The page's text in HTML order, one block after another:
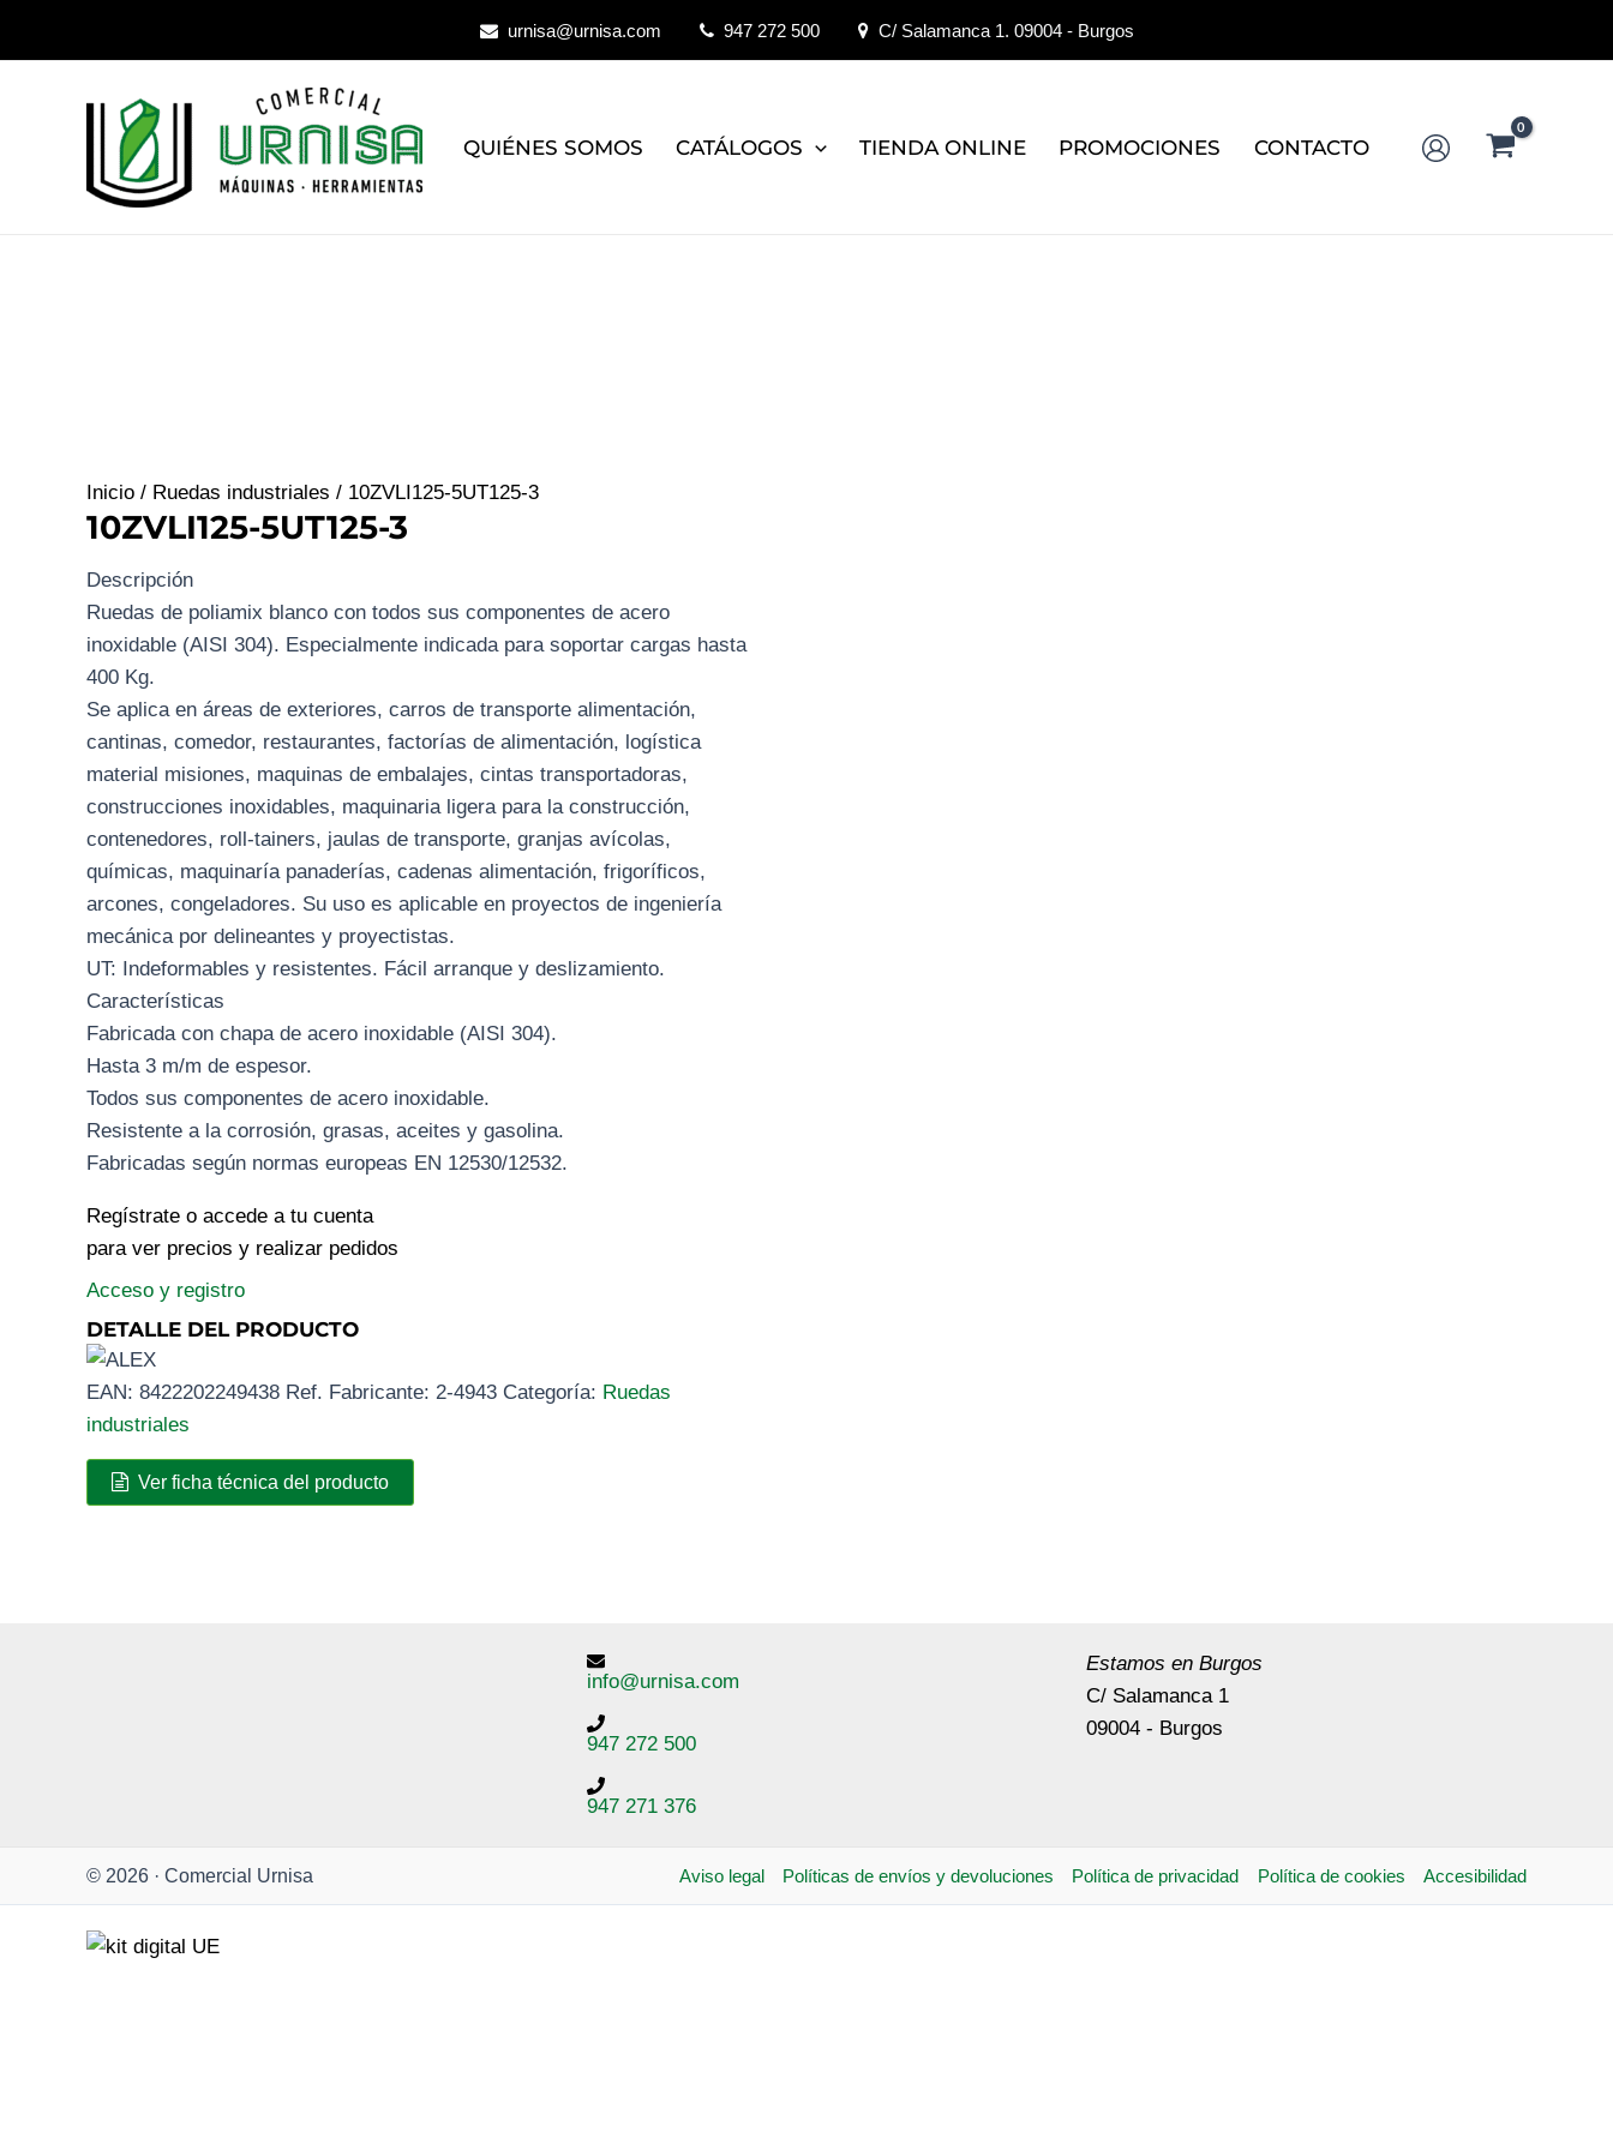
urnisa@urnisa.com 947 272 500 C/ Salamanca 1. 09004 - Burgos
QUIÉNES SOMOS CATÁLOGOS TIENDA ONLINE PROMOCIONES CONTACTO
Inicio / Ruedas industriales / 10ZVLI125-5UT125-3
10ZVLI125-5UT125-3
Descripción
Ruedas de poliamix blanco con todos sus componentes de acero
inoxidable (AISI 304). Especialmente indicada para soportar cargas hasta
400 Kg.
Se aplica en áreas de exteriores, carros de transporte alimentación,
cantinas, comedor, restaurantes, factorías de alimentación, logística
material misiones, maquinas de embalajes, cintas transportadoras,
construcciones inoxidables, maquinaria ligera para la construcción,
contenedores, roll-tainers, jaulas de transporte, granjas avícolas,
químicas, maquinaría panaderías, cadenas alimentación, frigoríficos,
arcones, congeladores. Su uso es aplicable en proyectos de ingeniería
mecánica por delineantes y proyectistas.
UT: Indeformables y resistentes. Fácil arranque y deslizamiento.
Características
Fabricada con chapa de acero inoxidable (AISI 304).
Hasta 3 m/m de espesor.
Todos sus componentes de acero inoxidable.
Resistente a la corrosión, grasas, aceites y gasolina.
Fabricadas según normas europeas EN 12530/12532.
Regístrate o accede a tu cuenta
para ver precios y realizar pedidos
Acceso y registro
DETALLE DEL PRODUCTO
EAN: 8422202249438 Ref. Fabricante: 2-4943 Categoría: Ruedas
industriales
Ver ficha técnica del producto
info@urnisa.com
947 272 500
947 271 376
Estamos en Burgos
C/ Salamanca 1
09004 - Burgos
© 2026 · Comercial Urnisa Aviso legal Políticas de envíos y devoluciones Política de privacidad Política de cookies Accesibilidad